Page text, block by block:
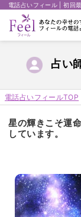
電話占いフィール | 初回
占い
電話占いフィールTOP
星の輝きこそ運
しています。